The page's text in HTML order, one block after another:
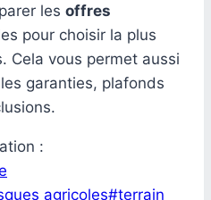
les offres
pour choisir la plus
Cela vous permet aussi
garanties, plafonds
:
agricoles#terrain